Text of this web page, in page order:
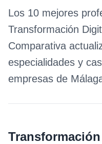
Los 10 mejores
Transformación
Comparativa
especialidades y
empresas de